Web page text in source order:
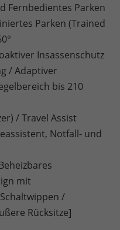
Fernbedientes Parken
Parken (Trained
Insassenschutz
/ Adaptiver
bis 210
/ Travel Assist
Notfall- und
mit
/
Rücksitze]